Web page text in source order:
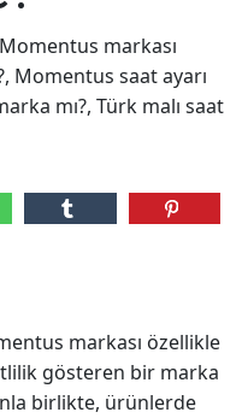
markası
Momentus saat ayarı
mı?, Türk malı saat
markası özellikle
gösteren bir marka
birlikte, ürünlerde